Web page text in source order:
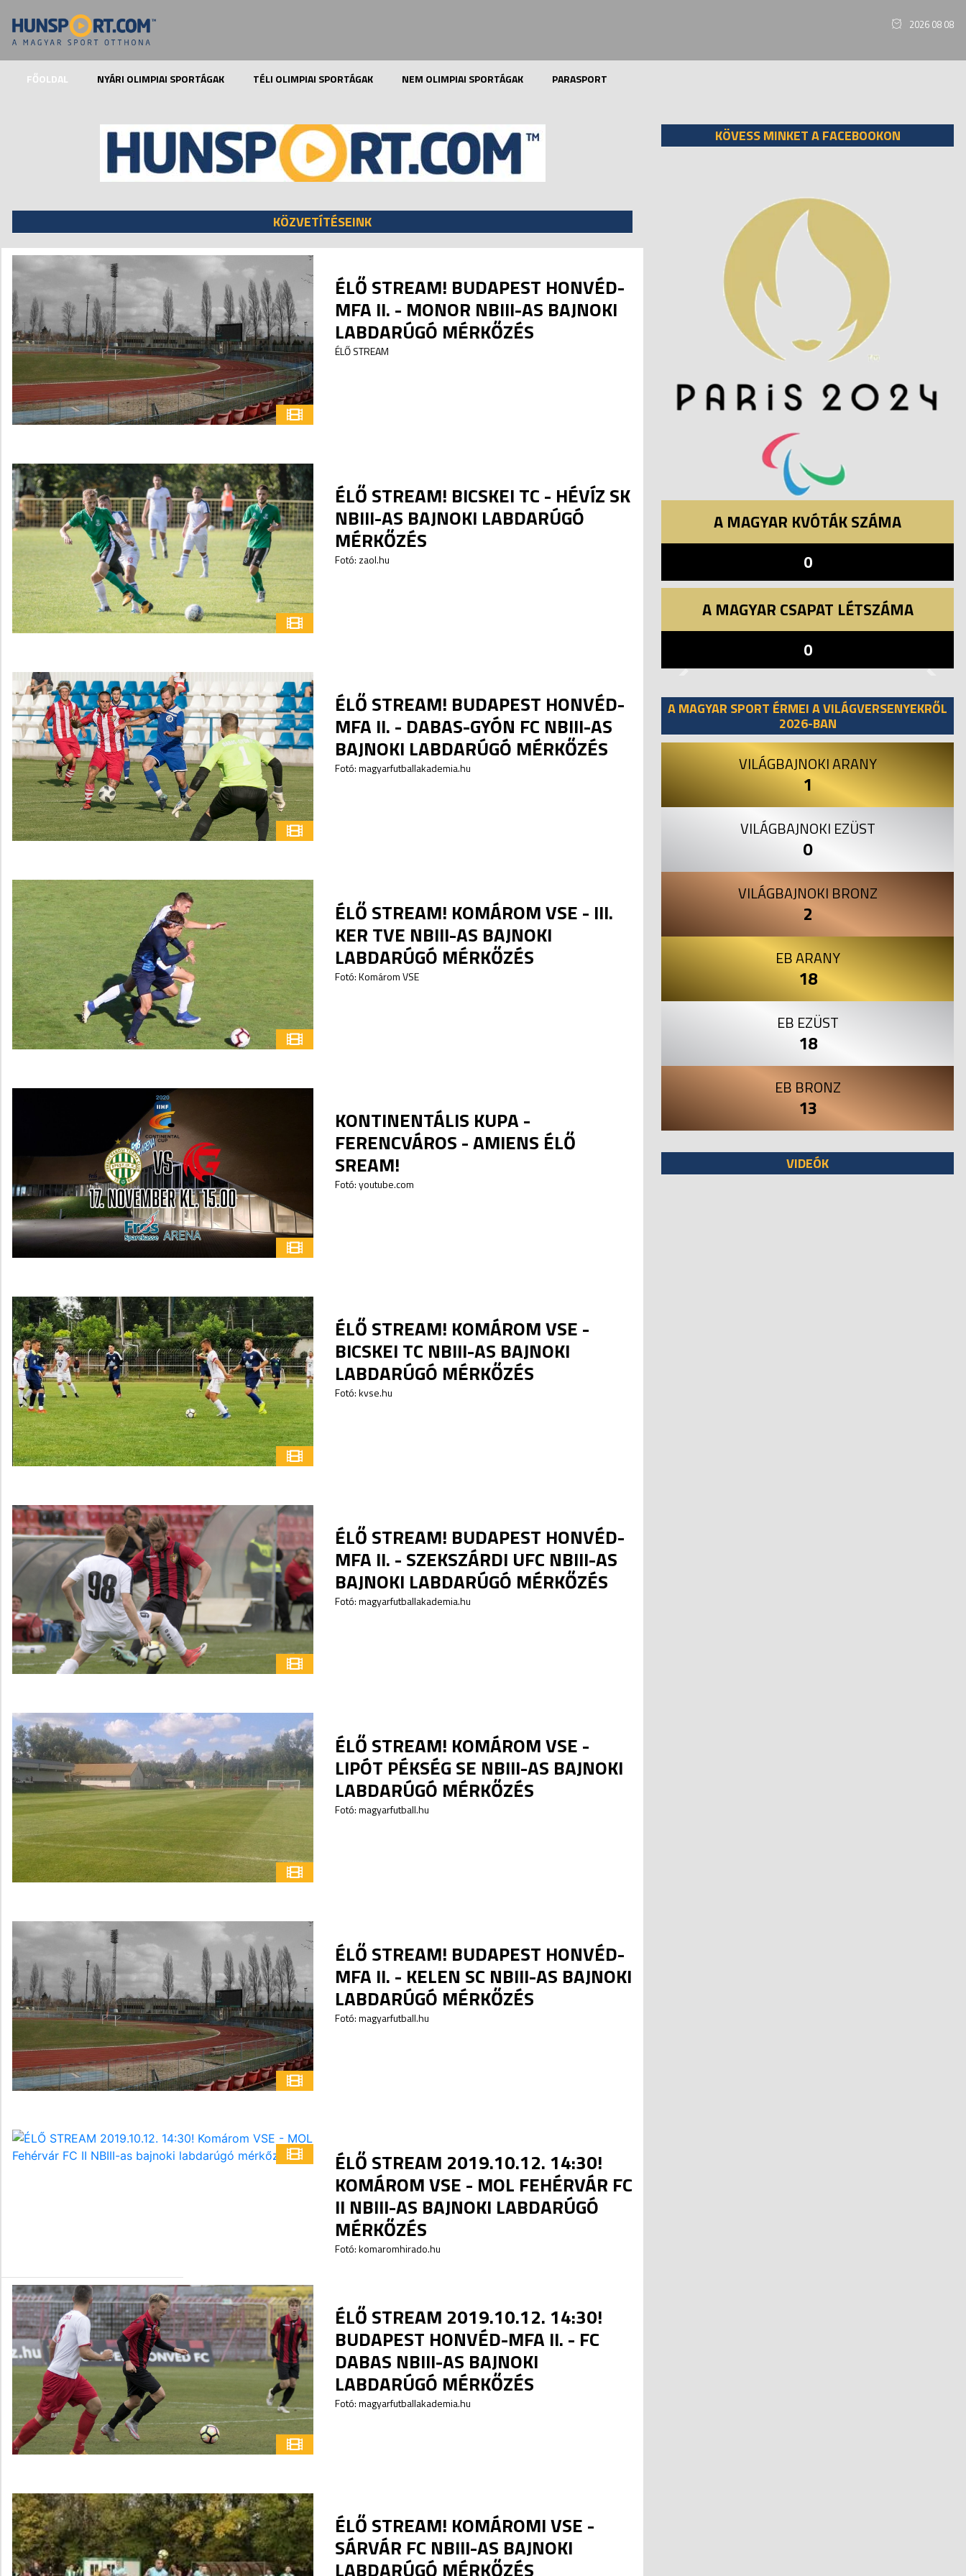
2026 08 08
FŐOLDAL NYÁRI OLIMPIAI SPORTÁGAK TÉLI OLIMPIAI SPORTÁGAK NEM OLIMPIAI SPORTÁGAK PARASPORT
KÖZVETÍTÉSEINK
ÉLŐ STREAM! BUDAPEST HONVÉD-
MFA II. - MONOR NBIII-AS BAJNOKI
LABDARÚGÓ MÉRKŐZÉS
ÉLŐ STREAM
ÉLŐ STREAM! BICSKEI TC - HÉVÍZ SK
NBIII-AS BAJNOKI LABDARÚGÓ
MÉRKŐZÉS
Fotó: zaol.hu
ÉLŐ STREAM! BUDAPEST HONVÉD-
MFA II. - DABAS-GYÓN FC NBIII-AS
BAJNOKI LABDARÚGÓ MÉRKŐZÉS
Fotó: magyarfutballakademia.hu
ÉLŐ STREAM! KOMÁROM VSE - III.
KER TVE NBIII-AS BAJNOKI
LABDARÚGÓ MÉRKŐZÉS
Fotó: Komárom VSE
KONTINENTÁLIS KUPA -
FERENCVÁROS - AMIENS ÉLŐ
SREAM!
Fotó: youtube.com
ÉLŐ STREAM! KOMÁROM VSE -
BICSKEI TC NBIII-AS BAJNOKI
LABDARÚGÓ MÉRKŐZÉS
Fotó: kvse.hu
ÉLŐ STREAM! BUDAPEST HONVÉD-
MFA II. - SZEKSZÁRDI UFC NBIII-AS
BAJNOKI LABDARÚGÓ MÉRKŐZÉS
Fotó: magyarfutballakademia.hu
ÉLŐ STREAM! KOMÁROM VSE -
LIPÓT PÉKSÉG SE NBIII-AS BAJNOKI
LABDARÚGÓ MÉRKŐZÉS
Fotó: magyarfutball.hu
ÉLŐ STREAM! BUDAPEST HONVÉD-
MFA II. - KELEN SC NBIII-AS BAJNOKI
LABDARÚGÓ MÉRKŐZÉS
Fotó: magyarfutball.hu
ÉLŐ STREAM 2019.10.12. 14:30!
KOMÁROM VSE - MOL FEHÉRVÁR FC
II NBIII-AS BAJNOKI LABDARÚGÓ
MÉRKŐZÉS
Fotó: komaromhirado.hu
ÉLŐ STREAM 2019.10.12. 14:30!
BUDAPEST HONVÉD-MFA II. - FC
DABAS NBIII-AS BAJNOKI
LABDARÚGÓ MÉRKŐZÉS
Fotó: magyarfutballakademia.hu
ÉLŐ STREAM! KOMÁROMI VSE -
SÁRVÁR FC NBIII-AS BAJNOKI
LABDARÚGÓ MÉRKŐZÉS
KÖVESS MINKET A FACEBOOKON
A MAGYAR KVÓTÁK SZÁMA
0
A MAGYAR CSAPAT LÉTSZÁMA
0
A MAGYAR SPORT ÉRMEI A VILÁGVERSENYEKRŐL
2026-BAN
VILÁGBAJNOKI ARANY
1
VILÁGBAJNOKI EZÜST
0
VILÁGBAJNOKI BRONZ
2
EB ARANY
18
EB EZÜST
18
EB BRONZ
13
VIDEÓK